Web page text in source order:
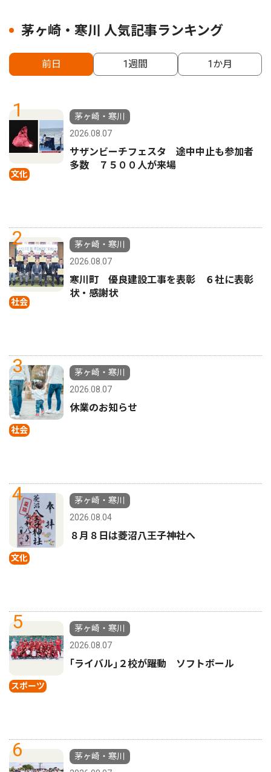
茅ヶ崎・寒川 人気記事ランキング
前日 1週間 1か月
1
文化
茅ヶ崎・寒川
2026.08.07
サザンビーチフェスタ 途中中止も参加者
多数 ７５００人が来場
2
社会
茅ヶ崎・寒川
2026.08.07
寒川町 優良建設工事を表彰 ６社に表彰
状・感謝状
3
社会
茅ヶ崎・寒川
2026.08.07
休業のお知らせ
4
文化
茅ヶ崎・寒川
2026.08.04
８月８日は菱沼八王子神社へ
5
スポーツ
茅ヶ崎・寒川
2026.08.07
｢ライバル｣２校が躍動 ソフトボール
6
茅ヶ崎・寒川